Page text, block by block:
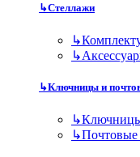
↳Стеллажи
↳
↳
↳Ключницы и
↳
↳